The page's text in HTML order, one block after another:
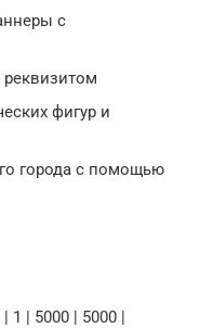
с
фигур и
города с помощью
1 | 5000 | 5000 |